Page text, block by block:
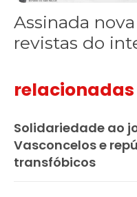
Assinada
revistas do
relacionadas
Solidariedade ao
Vasconcelos e
transfóbicos